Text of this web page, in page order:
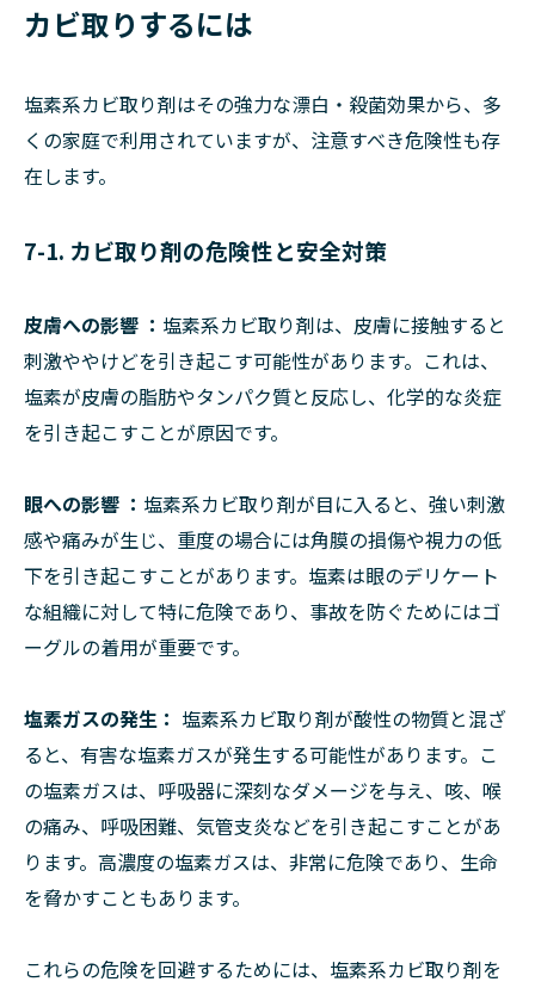
カビ取りするには
塩素系カビ取り剤はその強力な漂白・殺菌効果から、多
くの家庭で利用されていますが、注意すべき危険性も存
在します。
7-1. カビ取り剤の危険性と安全対策
皮膚への影響 ： 塩素系カビ取り剤は、皮膚に接触すると
刺激ややけどを引き起こす可能性があります。これは、
塩素が皮膚の脂肪やタンパク質と反応し、化学的な炎症
を引き起こすことが原因です。
眼への影響 ： 塩素系カビ取り剤が目に入ると、強い刺激
感や痛みが生じ、重度の場合には角膜の損傷や視力の低
下を引き起こすことがあります。塩素は眼のデリケート
な組織に対して特に危険であり、事故を防ぐためにはゴ
ーグルの着用が重要です。
塩素ガスの発生： 塩素系カビ取り剤が酸性の物質と混ざ
ると、有害な塩素ガスが発生する可能性があります。こ
の塩素ガスは、呼吸器に深刻なダメージを与え、咳、喉
の痛み、呼吸困難、気管支炎などを引き起こすことがあ
ります。高濃度の塩素ガスは、非常に危険であり、生命
を脅かすこともあります。
これらの危険を回避するためには、塩素系カビ取り剤を